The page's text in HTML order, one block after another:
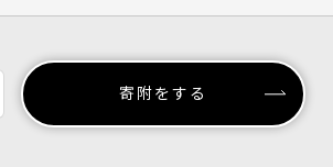
寄附をする